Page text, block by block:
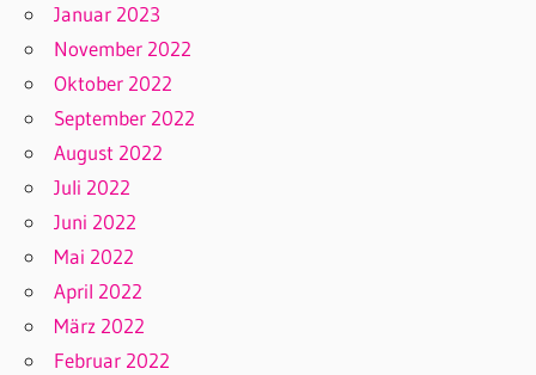
Januar 2023
November 2022
Oktober 2022
September 2022
August 2022
Juli 2022
Juni 2022
Mai 2022
April 2022
März 2022
Februar 2022